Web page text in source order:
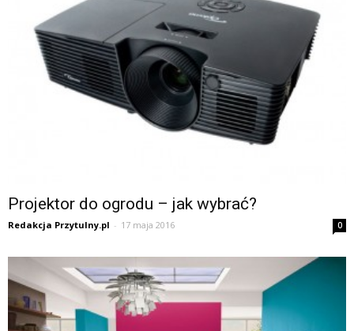
Projektor do ogrodu – jak wybrać?
Redakcja Przytulny.pl - 17 maja 2016 0